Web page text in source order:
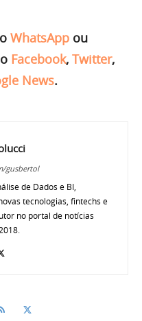
WhatsApp ou
Facebook, Twitter,
News.
gusbertol
de Dados e BI,
tecnologias, fintechs e
no portal de notícias